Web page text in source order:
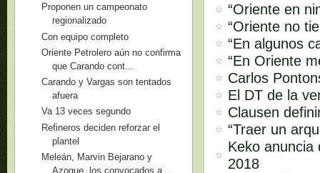
“Oriente en
“Oriente no
“En algunos
“En Oriente
Carlos
El DT de la
Clausen
“Traer un
Keko anuncia
2018
Proponen un campeonato
regionalizado
Con equipo completo
Oriente Petrolero aún no confirma
que Carando cont...
Carando y Vargas son tentados
afuera
Va 13 veces segundo
Refineros deciden reforzar el
plantel
Meleán, Marvin Bejarano y
Azogue, los convocados a...